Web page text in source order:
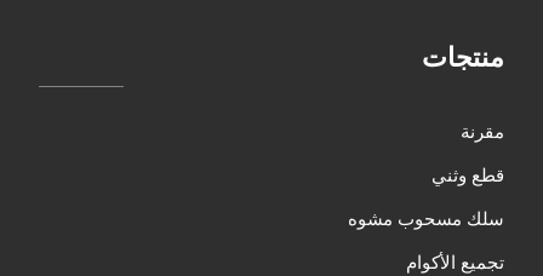
منتجات
مقرنة
قطع وثني
سلك مسحوب مشوه
تجميع الأكوام